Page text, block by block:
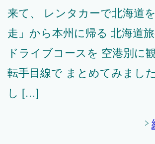
来て、 レンタカーで北海道
走」から本州に帰る 北海道
ドライブコースを 空港別に
転手目線で まとめてみまし
し […]